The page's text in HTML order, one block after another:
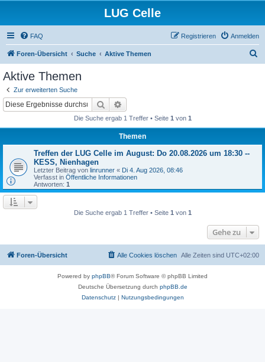
LUG Celle
FAQ Anmelden
Registrieren
Foren-Übersicht Suche Aktive Themen
Aktive Themen
Zur erweiterten Suche
Suche
Die Suche ergab 1 Treffer • Seite 1 von 1
Themen
Treffen der LUG Celle im August: Do 20.08.2026 um 18:30 --
KESS, Nienhagen
Letzter Beitrag von linrunner « Di 4. Aug 2026, 08:46
Verfasst in Öffentliche Informationen
Antworten: 1
Die Suche ergab 1 Treffer • Seite 1 von 1
Gehe zu
Foren-Übersicht Alle Zeiten sind UTC+02:00
Alle Cookies löschen
Powered by phpBB® Forum Software © phpBB Limited
Deutsche Übersetzung durch phpBB.de
Datenschutz| Nutzungsbedingungen